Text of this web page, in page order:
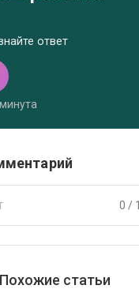
ответ
0 /
Похожие статьи